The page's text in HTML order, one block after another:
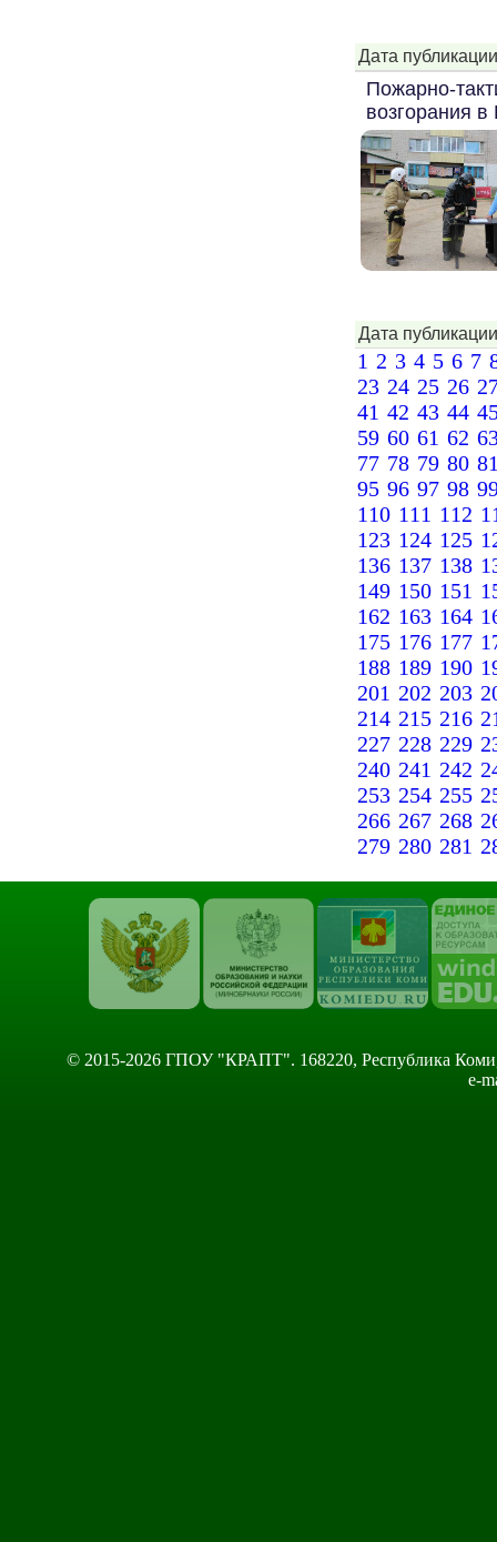
Дата
Пожарно-
возгорания
Дата
1 2 3 4 5 6 7
23 24 25 26
41 42 43 44
59 60 61 62
77 78 79 80
95 96 97 98
110 111 112
123 124 125
136 137 138
149 150 151
162 163 164
175 176 177
188 189 190
201 202 203
214 215 216
227 228 229
240 241 242
253 254 255
266 267 268
279 280 281
© 2015-2026 ГПОУ "КРАПТ". 168220, Республика Коми,
e-